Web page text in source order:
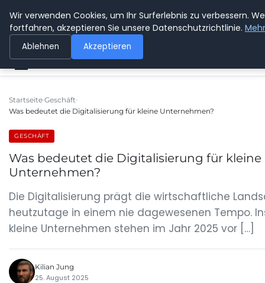
SPEDITION KUSS
Startseite Geschäft
Was bedeutet die Digitalisierung für kleine Unternehmen?
GESCHÄFT
Was bedeutet die Digitalisierung für kleine
Unternehmen?
Die Digitalisierung prägt die wirtschaftliche
heutzutage in einem nie dagewesenen Tempo.
kleine Unternehmen stehen im Jahr 2025 vor […]
Kilian Jung
25. August 2025
Wir verwenden Cookies, um Ihr Surferlebnis zu verbessern.
fortfahren, akzeptieren Sie unsere Datenschutzrichtlinie.
Ablehnen Akzeptieren